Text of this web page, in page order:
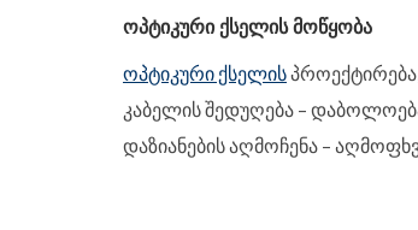
ᲝᲞᲢᲘᲙᲣᲠᲘ ᲥᲡᲔᲚᲘᲡ ᲛᲝᲬᲧᲝᲑᲐ
ოპტიკური ქსელის
კაბელის შედუღება –
დაზიანების აღმოჩენა –